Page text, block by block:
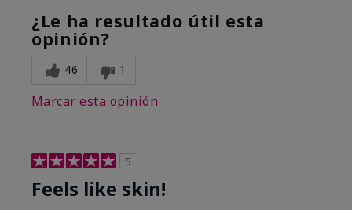
¿Le ha resultado útil esta
opinión?
46 1
Marcar esta opinión
5
Feels like skin!